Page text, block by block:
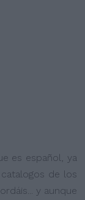
es español, ya
de los
y aunque